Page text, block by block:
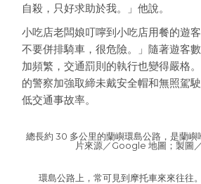
自殺，只好求助於我。」他說。
小吃店老闆娘叮嚀到小吃店用餐的遊
不要併排騎車，很危險。」隨著遊客
加頻繁，交通罰則的執行也變得嚴格
的警察加強取締未戴安全帽和無照駕
低交通事故率。
總長約 30 多公里的蘭嶼環島公路，是蘭嶼
片來源／Google 地圖；製圖／
環島公路上，常可見到摩托車來來往往